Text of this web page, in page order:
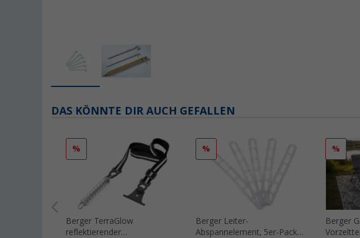
DAS KÖNNTE DIR AUCH GEFALLEN
%
Berger TerraGlow
reflektierender
%
Berger Leiter-
Abspannelement, 5er-Pack
%
Berger